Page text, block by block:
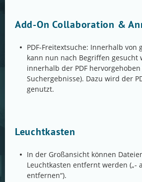
Add-On Collaboration &
PDF-Freitextsuche: Innerhalb von
kann nun nach Begriffen gesucht
innerhalb der PDF
Suchergebnisse). Dazu wird der
genutzt.
Leuchtkasten
In der Großansicht können
Leuchtkasten entfernt werden („-
entfernen“).